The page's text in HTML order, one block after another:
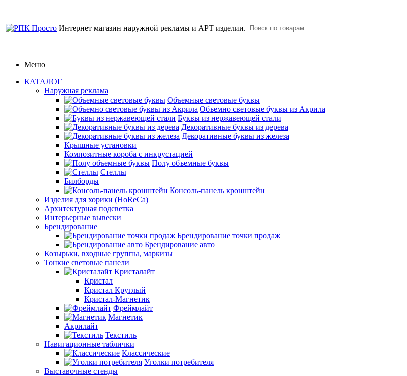
Интернет магазин наружной рекламы и АРТ изделии.
Меню
КАТАЛОГ
Наружная реклама
Объемные световые буквы
Объемно световые буквы из Акрила
Буквы из нержавеющей стали
Декоративные буквы из дерева
Декоративные буквы из железа
Крышные установки
Композитные короба с инкрустацией
Полу объемные буквы
Стеллы
Билборды
Консоль-панель кронштейн
Изделия для хорики (HoReCa)
Архитектурная подсветка
Интерьерные вывески
Брендирование
Брендирование точки продаж
Брендирование авто
Козырьки, входные группы, маркизы
Тонкие световые панели
Кристалайт
Кристал
Кристал Круглый
Кристал-Магнетик
Фреймлайт
Магнетик
Акрилайт
Текстиль
Навигационные таблички
Классические
Уголки потребителя
Выставочные стенды